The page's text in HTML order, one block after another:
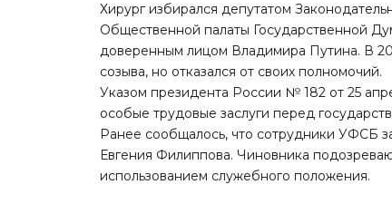
Хирург избирался депутатом
Общественной палаты Государственной
доверенным лицом Владимира Путина. В
созыва, но отказался от своих полномочий.
Указом президента России № 182 от 25
особые трудовые заслуги перед
Ранее сообщалось, что сотрудники УФСБ
Евгения Филиппова. Чиновника
использованием служебного положения.